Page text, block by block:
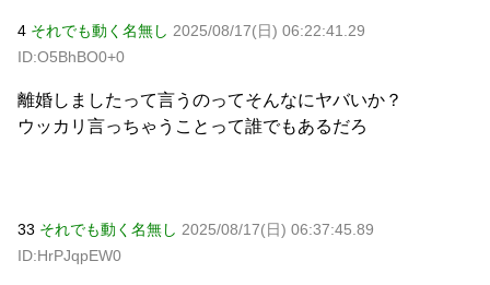
4 それでも動く名無し 2025/08/17(日) 06:22:41.29
ID:O5BhBO0+0
離婚しましたって言うのってそんなにヤバいか？
ウッカリ言っちゃうことって誰でもあるだろ
33 それでも動く名無し 2025/08/17(日) 06:37:45.89
ID:HrPJqpEW0